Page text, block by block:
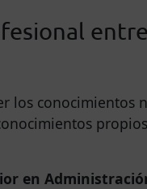
conocimientos
en